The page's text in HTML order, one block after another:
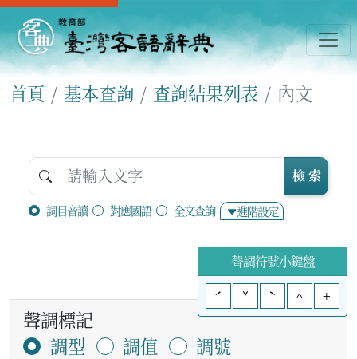
首頁 基本查詢 查詢結果列表 內文
詞目音讀 對應國語 全文查詢 進階設定
檢 索
聲調符號小鍵盤
ˊ
ˇ ˋ ^ +
聲調標記
調型
調值
調號